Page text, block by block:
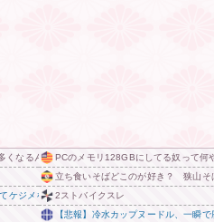
くなるんじゃないかな?」 他
ケジメをつけろ」
PCのメモリ128GBにしてる奴って何
立ち食いそばどこのが好き？ 狭山そ
2ストバイクスレ
【悲報】冷水カップヌードル、一瞬